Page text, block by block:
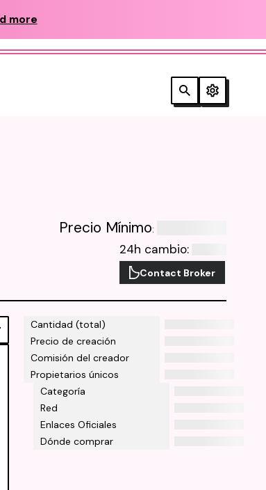
more
Precio Mínimo:
24h cambio:
Contact Broker
Cantidad (total)
Precio de creación
Comisión del creador
Propietarios únicos
Categoría
Red
Enlaces Oficiales
Dónde comprar